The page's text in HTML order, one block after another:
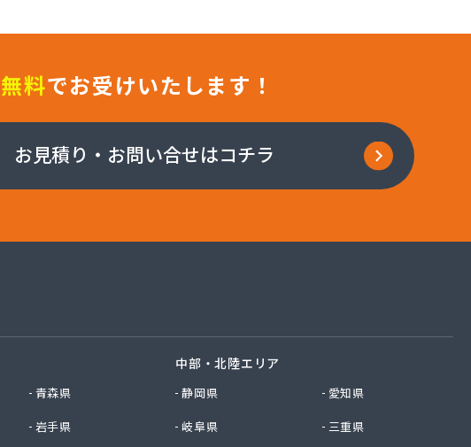
無料でお受けいたします！
お見積り・お問い合せはコチラ
青森県
岩手県
中部・北陸エリア
静岡県
愛知県
岐阜県
三重県